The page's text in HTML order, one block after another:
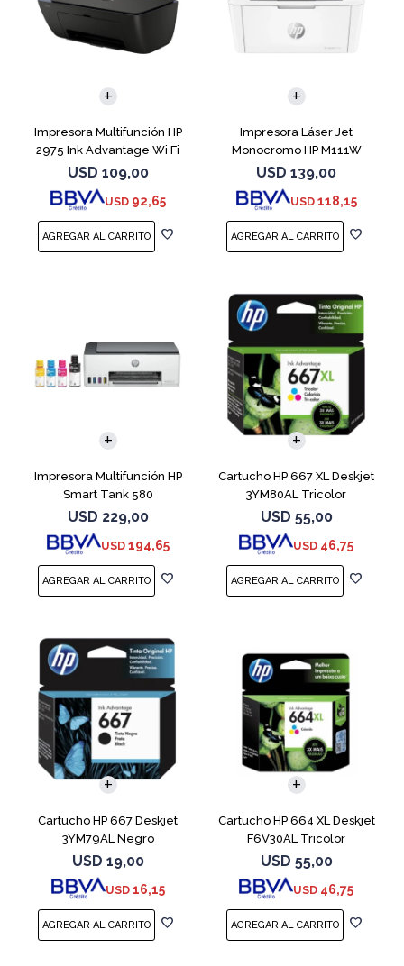
Impresora Multifunción HP
2975 Ink Advantage Wi Fi
USD 109,00
USD 92,65
Impresora Láser Jet
Monocromo HP M111W
USD 139,00
USD 118,15
Impresora Multifunción HP
Smart Tank 580
USD 229,00
USD 194,65
Cartucho HP 667 XL Deskjet
3YM80AL Tricolor
USD 55,00
USD 46,75
Cartucho HP 667 Deskjet
3YM79AL Negro
USD 19,00
USD 16,15
Cartucho HP 664 XL Deskjet
F6V30AL Tricolor
USD 55,00
USD 46,75